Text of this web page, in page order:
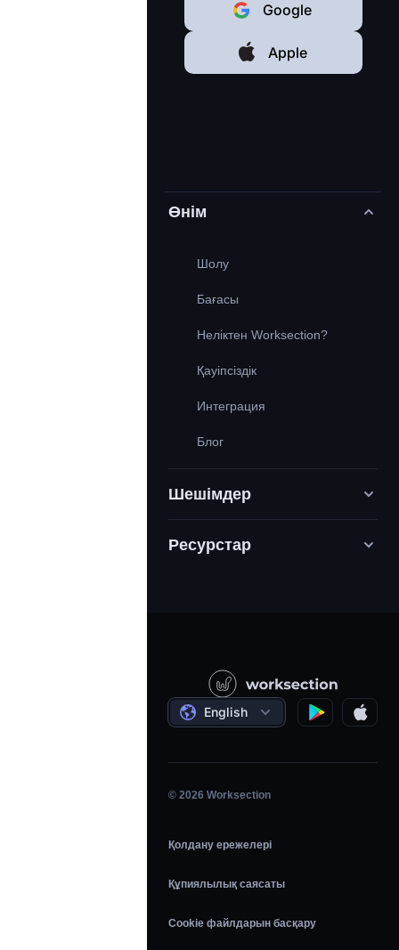
Google
Apple
Өнім
Шолу
Бағасы
Неліктен Worksection?
Қауіпсіздік
Интеграция
Блог
Шешімдер
Цифрлық маркетинг агенттіктері
Әлеуметтік жобалар
Жобаны басқару
Сағаттық жұмыс
Шапшаң
Ресурстар
Бейне сабақтар
Келісімдер
English
© 2026 Worksection
Қолдану ережелері
Құпиялылық саясаты
Cookie файлдарын басқару